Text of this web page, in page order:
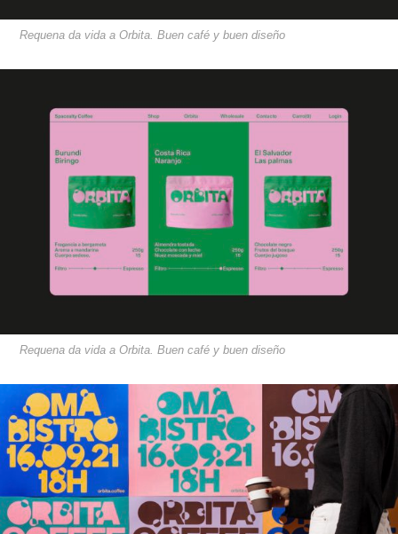
Requena da vida a Orbita. Buen café y buen diseño
Requena da vida a Orbita. Buen café y buen diseño